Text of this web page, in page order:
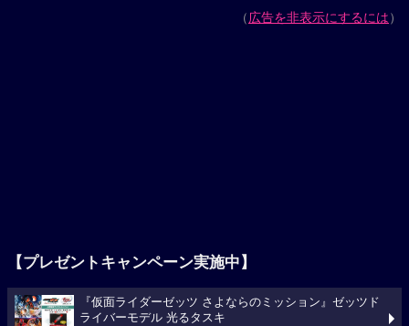
（広告を非表示にするには）
【プレゼントキャンペーン実施中】
『仮面ライダーゼッツ さよならのミッション』ゼッツド
ライバーモデル 光るタスキ